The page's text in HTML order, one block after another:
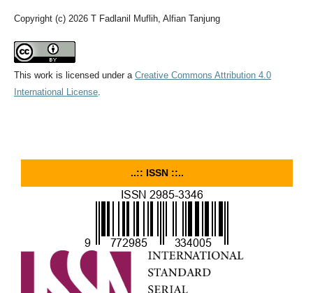
Copyright (c) 2026 T Fadlanil Muflih, Alfian Tanjung
This work is licensed under a Creative Commons Attribution 4.0
International License.
..:: ISSN ::..